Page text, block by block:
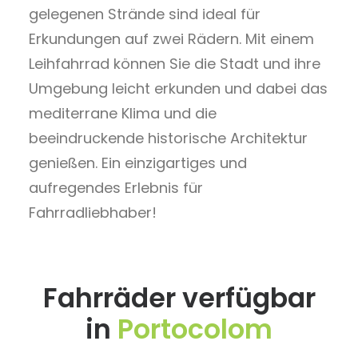
gelegenen Strände sind ideal für
Erkundungen auf zwei Rädern. Mit einem
Leihfahrrad können Sie die Stadt und ihre
Umgebung leicht erkunden und dabei das
mediterrane Klima und die
beeindruckende historische Architektur
genießen. Ein einzigartiges und
aufregendes Erlebnis für
Fahrradliebhaber!
Fahrräder verfügbar
in Portocolom